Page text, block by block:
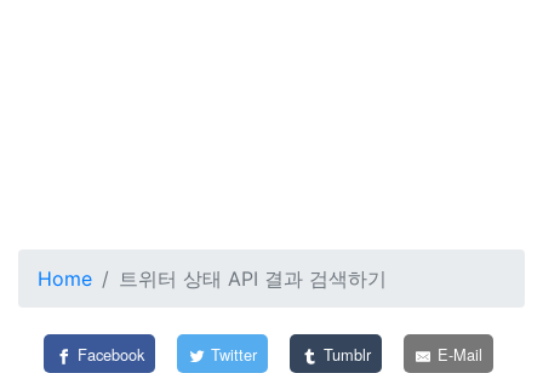
Home 트위터 상태 API 결과 검색하기
Facebook Twitter Tumblr E-Mail